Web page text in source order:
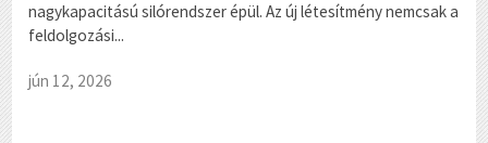
nagykapacitású silórendszer épül. Az új létesítmény nemcsak a
feldolgozási...
jún 12, 2026